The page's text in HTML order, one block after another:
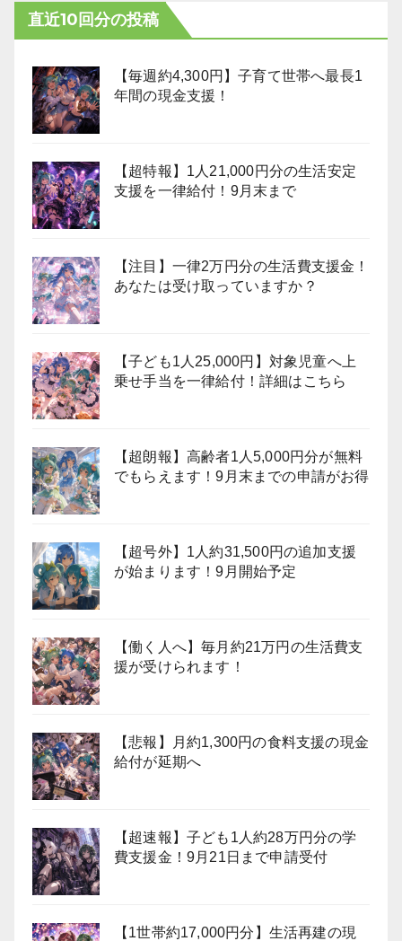
直近10回分の投稿
【毎週約4,300円】子育て世帯へ最長1
年間の現金支援！
【超特報】1人21,000円分の生活安定
支援を一律給付！9月末まで
【注目】一律2万円分の生活費支援金！
あなたは受け取っていますか？
【子ども1人25,000円】対象児童へ上
乗せ手当を一律給付！詳細はこちら
【超朗報】高齢者1人5,000円分が無料
でもらえます！9月末までの申請がお得
【超号外】1人約31,500円の追加支援
が始まります！9月開始予定
【働く人へ】毎月約21万円の生活費支
援が受けられます！
【悲報】月約1,300円の食料支援の現金
給付が延期へ
【超速報】子ども1人約28万円分の学
費支援金！9月21日まで申請受付
【1世帯約17,000円分】生活再建の現